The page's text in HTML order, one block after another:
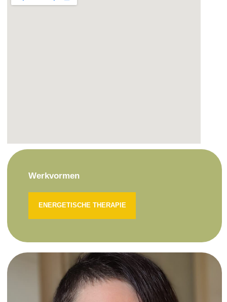
Werkvormen
ENERGETISCHE THERAPIE